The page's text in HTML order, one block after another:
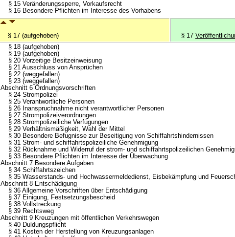
§ 15 Veränderungssperre, Vorkaufsrecht
§ 16 Besondere Pflichten im Interesse des Vorhabens
§ 17 (aufgehoben) § 17
§ 18 (aufgehoben)
§ 19 (aufgehoben)
§ 20 Vorzeitige Besitzeinweisung
§ 21 Ausschluss von Ansprüchen
§ 22 (weggefallen)
§ 23 (weggefallen)
Abschnitt 6 Ordnungsvorschriften
§ 24 Strompolizei
§ 25 Verantwortliche Personen
§ 26 Inanspruchnahme nicht verantwortlicher Personen
§ 27 Strompolizeiverordnungen
§ 28 Strompolizeiliche Verfügungen
§ 29 Verhältnismäßigkeit, Wahl der Mittel
§ 30 Besondere Befugnisse zur Beseitigung von Schiffahrtshindernissen
§ 31 Strom- und schiffahrtspolizeiliche Genehmigung
§ 32 Rücknahme und Widerruf der strom- und schiffahrtspolizeilichen
§ 33 Besondere Pflichten im Interesse der Überwachung
Abschnitt 7 Besondere Aufgaben
§ 34 Schiffahrtszeichen
§ 35 Wasserstands- und Hochwassermeldedienst, Eisbekämpfung und
Abschnitt 8 Entschädigung
§ 36 Allgemeine Vorschriften über Entschädigung
§ 37 Einigung, Festsetzungsbescheid
§ 38 Vollstreckung
§ 39 Rechtsweg
Abschnitt 9 Kreuzungen mit öffentlichen Verkehrswegen
§ 40 Duldungspflicht
§ 41 Kosten der Herstellung von Kreuzungsanlagen